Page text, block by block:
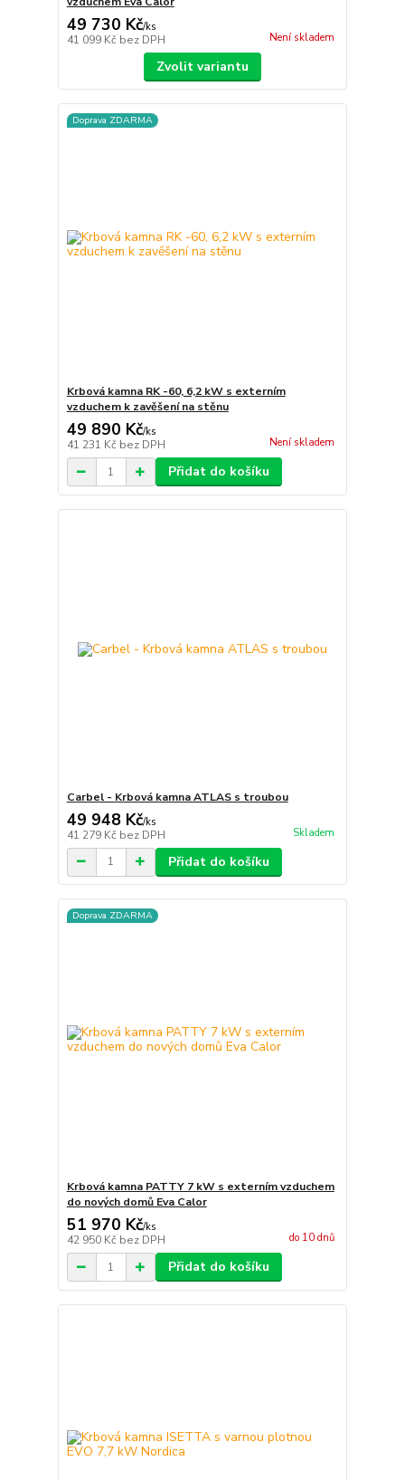
49 730 Kč/ks
41 099 Kč bez DPH Není skladem
Zvolit variantu
Doprava ZDARMA
Krbová kamna RK -60, 6,2 kW s externím
vzduchem k zavěšení na stěnu
49 890 Kč/ks
41 231 Kč bez DPH Není skladem
Přidat do košíku
Carbel - Krbová kamna ATLAS s troubou
49 948 Kč/ks
41 279 Kč bez DPH Skladem
Přidat do košíku
Doprava ZDARMA
Krbová kamna PATTY 7 kW s externím vzduchem
do nových domů Eva Calor
51 970 Kč/ks
42 950 Kč bez DPH do 10 dnů
Přidat do košíku